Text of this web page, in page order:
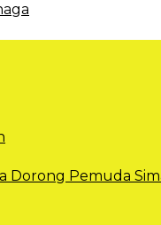
Dorong Pemuda